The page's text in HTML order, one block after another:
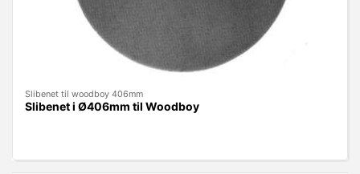
Slibenet til woodboy 406mm
Slibenet i Ø406mm til Woodboy